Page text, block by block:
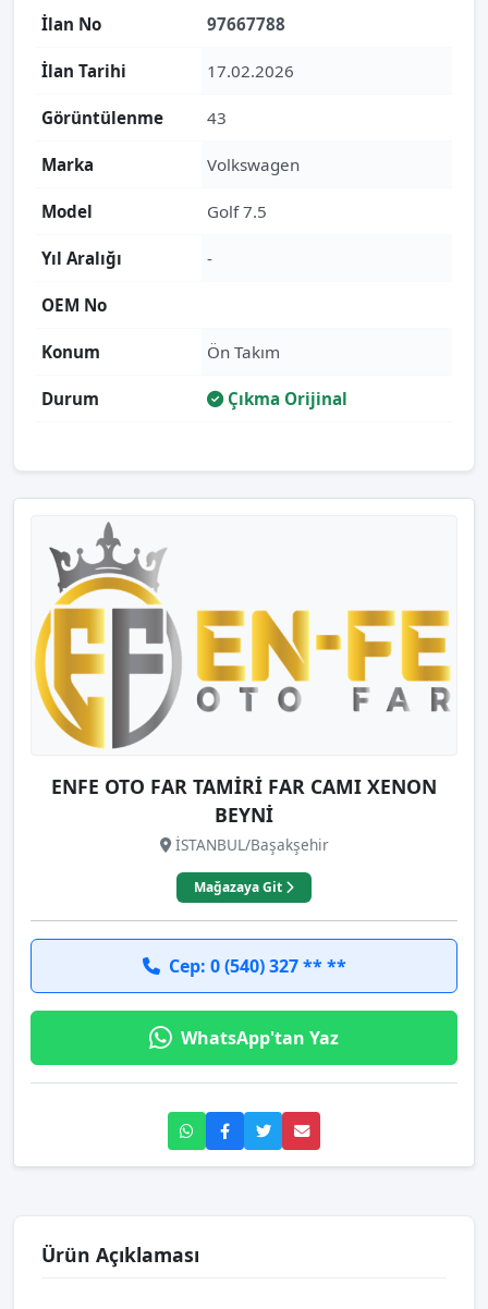
İlan No 97667788
İlan Tarihi 17.02.2026
Görüntülenme 43
Marka Volkswagen
Model Golf 7.5
Yıl Aralığı -
OEM No
Konum Ön Takım
Durum Çıkma Orijinal
ENFE OTO FAR TAMİRİ FAR CAMI XENON
BEYNİ
İSTANBUL/Başakşehir
Mağazaya Git
Cep: 0 (540) 327 ** **
WhatsApp'tan Yaz
Ürün Açıklaması